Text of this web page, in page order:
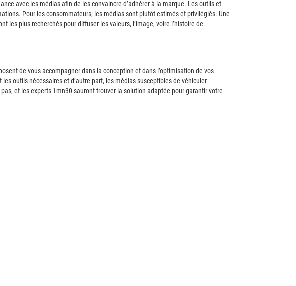
avec les médias afin de les convaincre d’adhérer à la marque. Les outils et
Pour les consommateurs, les médias sont plutôt estimés et privilégiés. Une
les plus recherchés pour diffuser les valeurs, l’image, voire l’histoire de
de vous accompagner dans la conception et dans l’optimisation de vos
outils nécessaires et d’autre part, les médias susceptibles de véhiculer
et les experts 1mn30 sauront trouver la solution adaptée pour garantir votre